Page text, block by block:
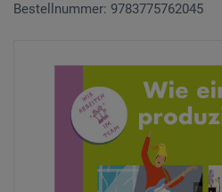
Bestellnummer: 9783775762045